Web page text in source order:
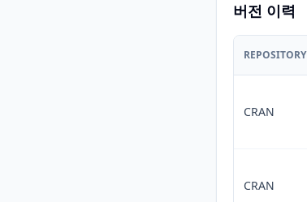
버전 이력
REPOSITORY
CRAN
CRAN